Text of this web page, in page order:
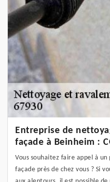
Entreprise de
façade à Beinheim :
Vous souhaitez faire appel à
façade près de chez vous ? Si